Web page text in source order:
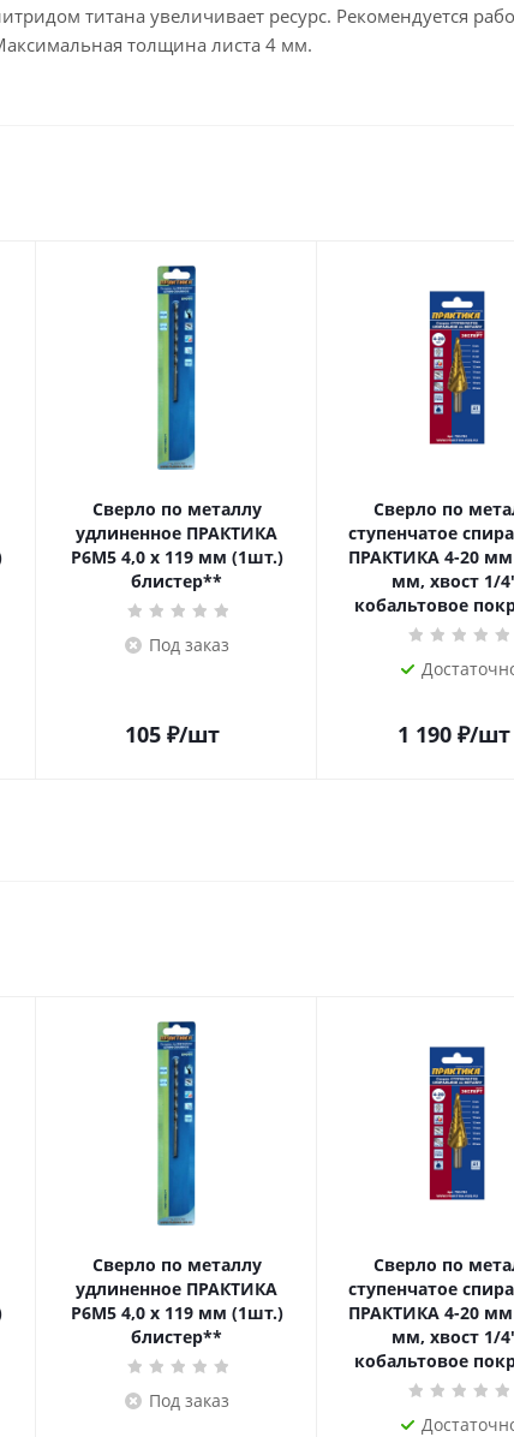
титана увеличивает ресурс. Рекомендуется
толщина листа 4 мм.
Сверло по металлу
удлиненное ПРАКТИКА
Р6М5 4,0 х 119 мм (1шт.)
блистер**
Под заказ
105 ₽/шт
Сверло по
ступенчатое
ПРАКТИКА 4-20
мм, хвост 1/
кобальтовое
1 190₽/шт
Сверло по металлу
удлиненное ПРАКТИКА
Р6М5 4,0 х 119 мм (1шт.)
блистер**
Под заказ
Сверло по
ступенчатое
ПРАКТИКА 4-20
мм, хвост 1/
кобальтовое